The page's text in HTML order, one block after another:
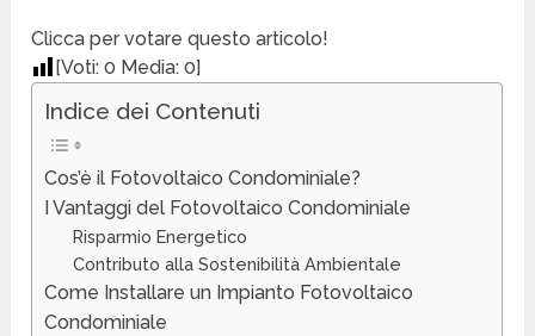
Clicca per votare questo articolo!
[Voti:0 Media:0]
Indice dei Contenuti
Cos’è il Fotovoltaico Condominiale?
I Vantaggi del Fotovoltaico Condominiale
Risparmio Energetico
Contributo alla Sostenibilità Ambientale
Come Installare un Impianto Fotovoltaico
Condominiale